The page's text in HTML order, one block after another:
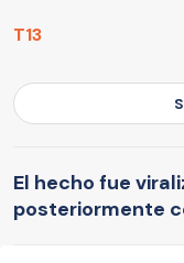
T13
El hecho fue
posteriormente